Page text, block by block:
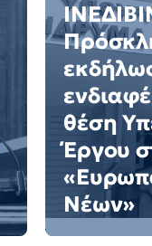
θέση
Έργου
Νέων»